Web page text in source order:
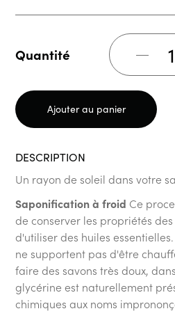
Quantité
Ajouter au panier
DESCRIPTION
Un rayon de soleil dans votre
Saponification à froid Ce
de conserver les propriétés
d'utiliser des huiles
ne supportent pas d'être
faire des savons très doux,
glycérine est naturellement
chimiques aux noms